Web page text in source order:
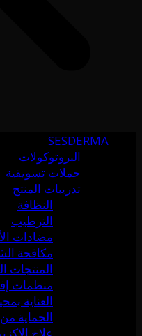
SESDERMA
البروتوكولات
حملات تسويقية
تدريبات المنتج
النظافة
الترطيب
مضادات
مكافحة
المنتجات
منظمات
العناية
الحماية